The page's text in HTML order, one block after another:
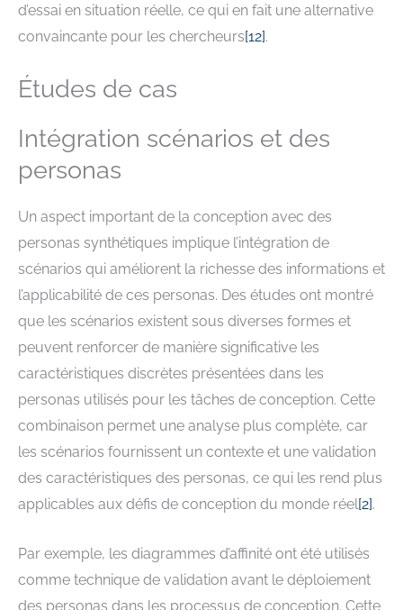
d’essai en situation réelle, ce qui en fait une alternative
convaincante pour les chercheurs[12].
Études de cas
Intégration scénarios et des
personas
Un aspect important de la conception avec des
personas synthétiques implique l’intégration de
scénarios qui améliorent la richesse des informations et
l’applicabilité de ces personas. Des études ont montré
que les scénarios existent sous diverses formes et
peuvent renforcer de manière significative les
caractéristiques discrètes présentées dans les
personas utilisés pour les tâches de conception. Cette
combinaison permet une analyse plus complète, car
les scénarios fournissent un contexte et une validation
des caractéristiques des personas, ce qui les rend plus
applicables aux défis de conception du monde réel[2].
Par exemple, les diagrammes d’affinité ont été utilisés
comme technique de validation avant le déploiement
des personas dans les processus de conception. Cette